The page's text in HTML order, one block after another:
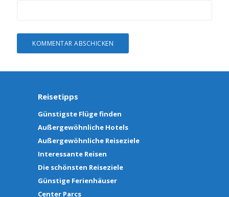
Reisetipps
Günstigste Flüge finden
Außergewöhnliche Hotels
Außergewöhnliche Reiseziele
Interessante Reisen
Die schönsten Reiseziele
Günstige Ferienhäuser
Center Parcs